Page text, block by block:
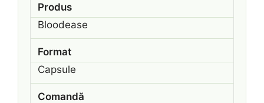
Produs
Bloodease
Format
Capsule
Comandă